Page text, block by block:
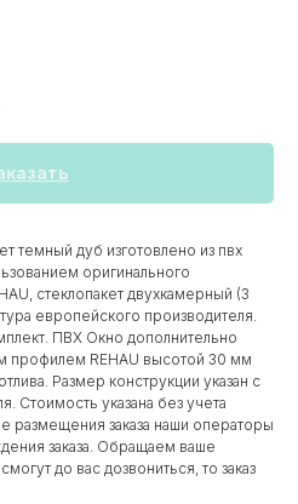
темный дуб изготовлено из пвх
оригинального
стеклопакет двухкамерный (3
европейского производителя.
ПВХ Окно дополнительно
профилем REHAU высотой 30 мм
Размер конструкции указан c
Стоимость указана без учета
размещения заказа наши операторы
заказа. Обращаем ваше
до вас дозвониться, то заказ